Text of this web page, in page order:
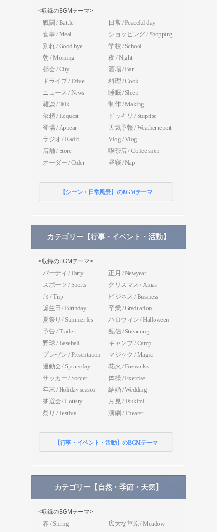
<収録のBGMテーマ>
戦闘 / Battle
日常 / Peaceful day
食事 / Meal
ショッピング / Shopping
別れ / Good bye
学校 / School
朝 / Morning
夜 / Night
都会 / City
酒場 / Bar
ドライブ / Drive
料理 / Cook
ニュース / News
睡眠 / Sleep
雑談 / Talk
制作 / Making
依頼 / Request
ドッキリ / Surprise
登場 / Appear
天気予報 / Weather report
ラジオ / Radio
Vlog / Vlog
店舗 / Store
喫茶店 / Coffee shop
オーダー / Order
昼寝 / Nap
【シーン・日常風景】のBGMテーマ
カテゴリー【行事・イベント・活動】
<収録のBGMテーマ>
パーティ / Party
正月 / Newyear
スポーツ / Sports
クリスマス / Xmas
旅 / Trip
ビジネス / Business
誕生日 / Birthday
卒業 / Graduation
夏祭り / Summer fes
ハロウィン / Halloween
予告 / Trailer
配信 / Streaming
野球 / Baseball
キャンプ / Camp
プレゼン / Presentation
マジック / Magic
運動会 / Sports day
花火 / Fireworks
サッカー / Soccer
体操 / Exercise
年末 / Holiday season
結婚 / Wedding
抽選会 / Lottery
月見 / Tsukimi
祭り / Festival
演劇 / Theater
【行事・イベント・活動】のBGMテーマ
カテゴリー【自然・季節・天気】
<収録のBGMテーマ>
春 / Spring
広大な草原 / Meadow